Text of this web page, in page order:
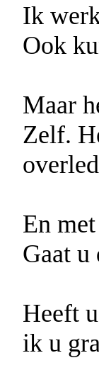
Ik
Ook
Maar
Zelf.
En
Gaat
Heeft
ik u